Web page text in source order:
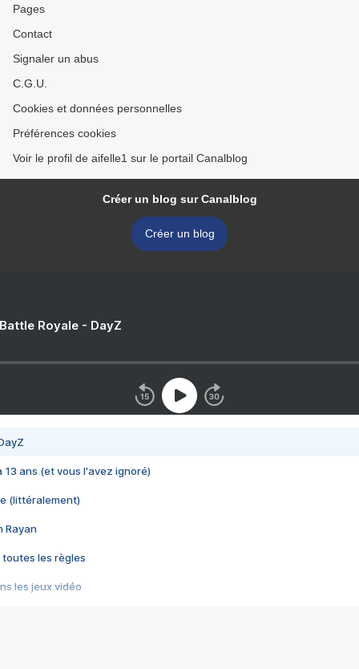
Pages
Contact
Signaler un abus
C.G.U.
Cookies et données personnelles
Préférences cookies
Voir le profil de aifelle1 sur le portail Canalblog
Créer un blog sur Canalblog
Créer un blog
Royale - DayZ
13 ans (et vous l'avez ignoré)
(littéralement)
Rayan
toutes les règles
les jeux vidéo